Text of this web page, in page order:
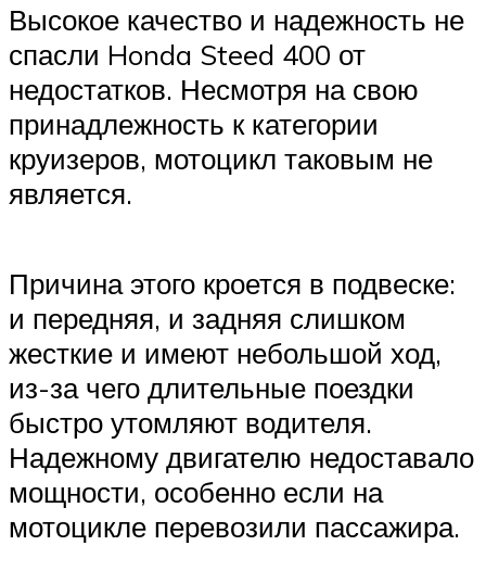
Высокое качество и надежность не
спасли Honda Steed 400 от
недостатков. Несмотря на свою
принадлежность к категории
круизеров, мотоцикл таковым не
является.
Причина этого кроется в подвеске:
и передняя, и задняя слишком
жесткие и имеют небольшой ход,
из-за чего длительные поездки
быстро утомляют водителя.
Надежному двигателю недоставало
мощности, особенно если на
мотоцикле перевозили пассажира.